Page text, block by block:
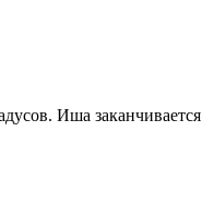
Иша заканчивается